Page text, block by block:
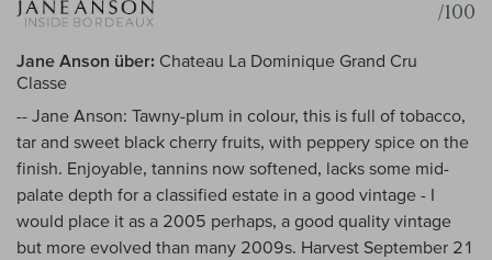
/100
Jane Anson über: Chateau La Dominique Grand Cru
Classe
-- Jane Anson: Tawny-plum in colour, this is full of tobacco,
tar and sweet black cherry fruits, with peppery spice on the
finish. Enjoyable, tannins now softened, lacks some mid-
palate depth for a classified estate in a good vintage - I
would place it as a 2005 perhaps, a good quality vintage
but more evolved than many 2009s. Harvest September 21